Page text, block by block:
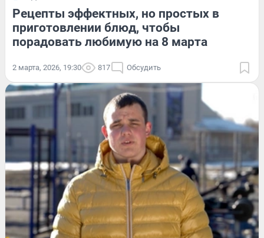
Рецепты эффектных, но простых в
приготовлении блюд, чтобы
порадовать любимую на 8 марта
2 марта, 2026, 19:30 817 Обсудить